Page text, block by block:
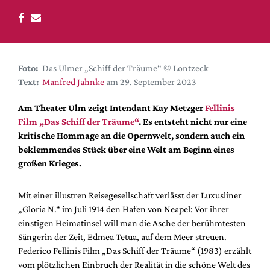
DdB-map
Premierensuche
Festival-Planer
Hefte
Alle Hefte
Leseproben
Podcast
Service
Shop / Abo
Newsletter
Redaktion
Autor:innen
Foto: Das Ulmer „Schiff der Träume“ © Lontzeck
Text: Manfred Jahnke am 29. September 2023
Am Theater Ulm zeigt Intendant Kay MetzgerFellinis
Film „Das Schiff der Träume“. Es entsteht nicht nur eine
kritische Hommage an die Opernwelt, sondern auch ein
beklemmendes Stück über eine Welt am Beginn eines
großen Krieges.
Mit einer illustren Reisegesellschaft verlässt der Luxusliner
„Gloria N.“ im Juli 1914 den Hafen von Neapel: Vor ihrer
einstigen Heimatinsel will man die Asche der berühmtesten
Sängerin der Zeit, Edmea Tetua, auf dem Meer streuen.
Federico Fellinis Film „Das Schiff der Träume“ (1983) erzählt
vom plötzlichen Einbruch der Realität in die schöne Welt des